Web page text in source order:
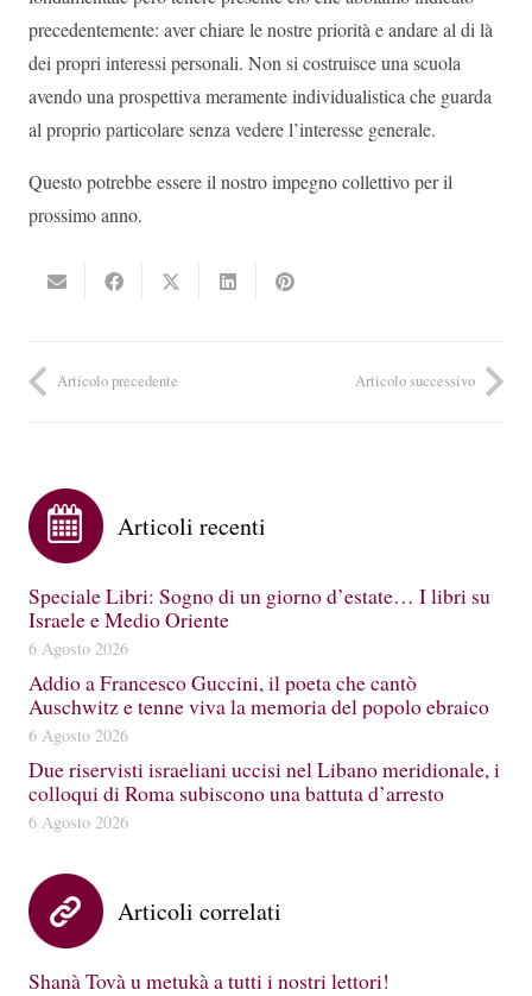
precedentemente: aver chiare le nostre priorità e andare al di là
dei propri interessi personali. Non si costruisce una scuola
avendo una prospettiva meramente individualistica che guarda
al proprio particolare senza vedere l’interesse generale.
Questo potrebbe essere il nostro impegno collettivo per il
prossimo anno.
Articolo precedente Articolo successivo
Articoli recenti
Speciale Libri: Sogno di un giorno d’estate… I libri su
Israele e Medio Oriente
6 Agosto 2026
Addio a Francesco Guccini, il poeta che cantò
Auschwitz e tenne viva la memoria del popolo ebraico
6 Agosto 2026
Due riservisti israeliani uccisi nel Libano meridionale, i
colloqui di Roma subiscono una battuta d’arresto
6 Agosto 2026
Articoli correlati
Shanà Tovà u metukà a tutti i nostri lettori!